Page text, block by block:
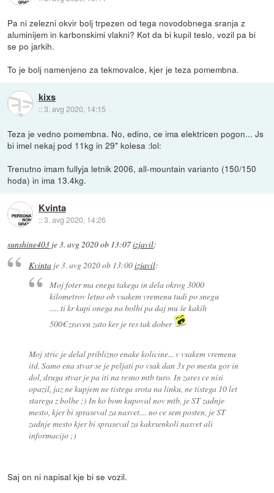
Pa ni zelezni okvir bolj trpezen od tega novodobnega sranja z
aluminijem in karbonskimi vlakni? Kot da bi kupil teslo, vozil pa bi
se po jarkih.
To je bolj namenjeno za tekmovalce, kjer je teza pomembna.
kixs
::3. avg 2020, 14:15
Teza je vedno pomembna. No, edino, ce ima elektricen pogon... Js
bi imel nekaj pod 11kg in 29" kolesa :lol:
Trenutno imam fullyja letnik 2006, all-mountain varianto (150/150
hoda) in ima 13.4kg.
Kvinta
::3. avg 2020, 14:26
sunshine403 je3. avg 2020 ob 13:07izjavil:
Kvintaje3. avg 2020 ob 13:00izjavil:
Moj foter ma enega takega in dela okrog 3000
kilometrov letno ob vsakem vremenu tudi po snegu
..... ti kr kupi onega na bolhi pa daj mu še kakih
500€ zraven zato ker je res tak dober
Moj stric je delal priblizno enake kolicine... v vsakem vremenu
itd. Samo ena stvar se je peljati po vsak dan 3x po mestu gor in
dol, druga stvar je pa iti na resno mtb turo. In zares ce nisi
opazil, jaz ne kupjem ne tistega srota na linku, ne tistega 10 let
starega z bolhe ;) In ko bom kupoval nov mtb, je ST zadnje
mesto, kjer bi spraseval za nasvet.... no ce sem posten, je ST
zadnje mesto kjer bi spraseval za kakrsenkoli nasvet ali
informacijo ;)
Saj on ni napisal kje bi se vozil.